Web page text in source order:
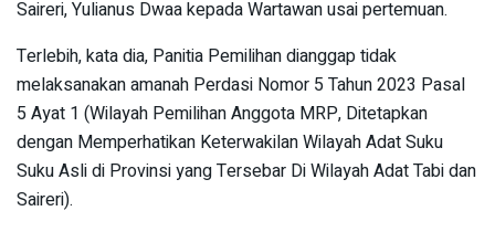
Saireri, Yulianus Dwaa kepada Wartawan usai pertemuan.
Terlebih, kata dia, Panitia Pemilihan dianggap tidak
melaksanakan amanah Perdasi Nomor 5 Tahun 2023 Pasal
5 Ayat 1 (Wilayah Pemilihan Anggota MRP, Ditetapkan
dengan Memperhatikan Keterwakilan Wilayah Adat Suku
Suku Asli di Provinsi yang Tersebar Di Wilayah Adat Tabi dan
Saireri).